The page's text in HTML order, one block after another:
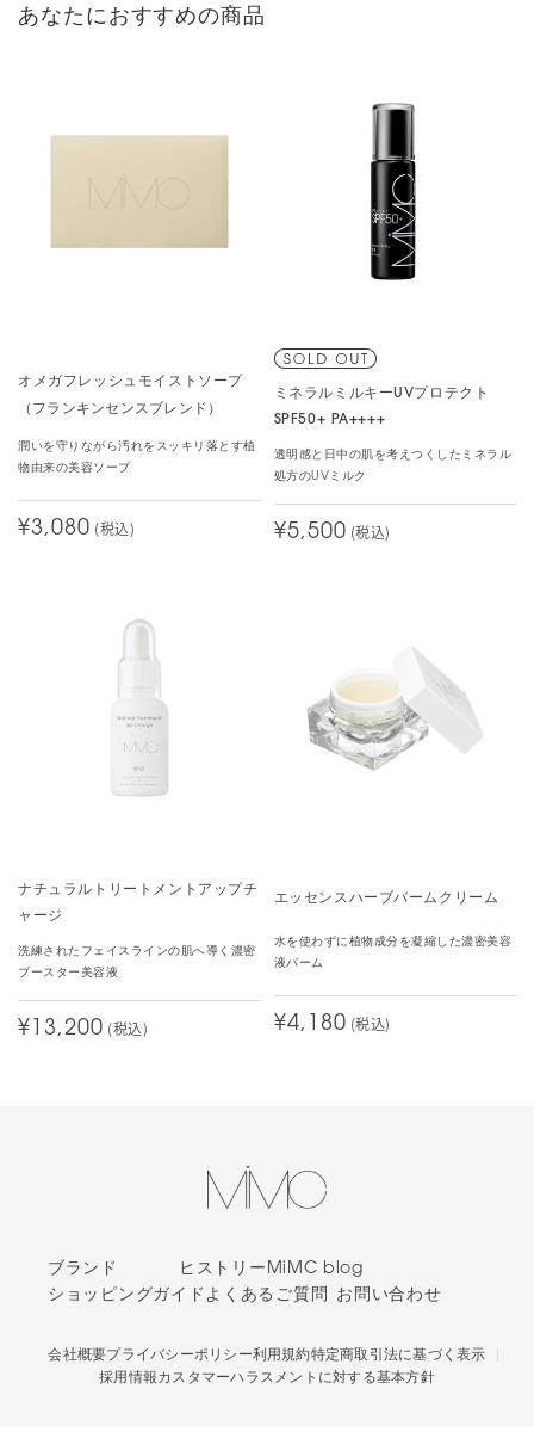
本当不思議なんですが、
乾燥肌の方なら崩れる事もないのかもしれません。
混合肌の私は秋冬の涼しい季節は今年もこれで乗り切りたいと思い
ます。お化粧直ししなくても夕方までサラツヤ肌キープできま
一生使い続けたい神コスメ
Ki
205ピンクブライト使用/ブルベ/アトピー肌/脂性肌
オススメPoint
・小鼻の凹凸毛穴が自然に埋まる
・乳液のような使用感で痒くならない
・脂性肌でもテカリに見えないツヤ感
ベースメイク使用順
・他社敏感肌向け日焼け止め下地(SPF50+)
→本品
→MiMCナチュラルホワイトニングコンシーラー
→MiMCミネラルパウダーヴェール02ピンクヴェール
色を増やしてほしい
アラフィフ。このリキッドリーは冬でもシワが悪目立ちしないの
で、カバー力はやや足りなくてもベースはこれがベストです。
あなたにおすすめの商品
オメガフレッシュモイストソープ
（フランキンセンスブレンド）
潤いを守りながら汚れをスッキリ落とす植
物由来の美容ソープ
¥3,080 (税込)
ミネラルミルキーUVプロテクト
SPF50+ PA++++
透明感と日中の肌を考えつくしたミネラル
処方のUVミルク
¥5,500 (税込)
ナチュラルトリートメントアップチ
ャージ
洗練されたフェイスラインの肌へ導く濃密
ブースター美容液
¥13,200 (税込)
エッセンスハーブバームクリーム
水を使わずに植物成分を凝縮した濃密美容
液バーム
¥4,180 (税込)
ブランド ヒストリー MiMC blog
ショッピングガイド よくあるご質問 お問い合わせ
会社概要プライバシーポリシー利用規約特定商取引法に基づく表示
採用情報カスタマーハラスメントに対する基本方針